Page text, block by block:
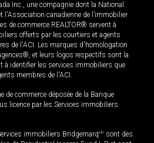
Inc., une compagnie dont la National
l'Association canadienne de l’immobilier
de commerce REALTOR® servent à
offerts par les courtiers et agents
de l'ACI. Les marques d'homologation
et leurs logos respectifs sont la
à identifier les services immobiliers que
membres de l'ACI.
de commerce déposée de la Banque
licence par les Services immobiliers
immobiliers BridgemarqMD sont des